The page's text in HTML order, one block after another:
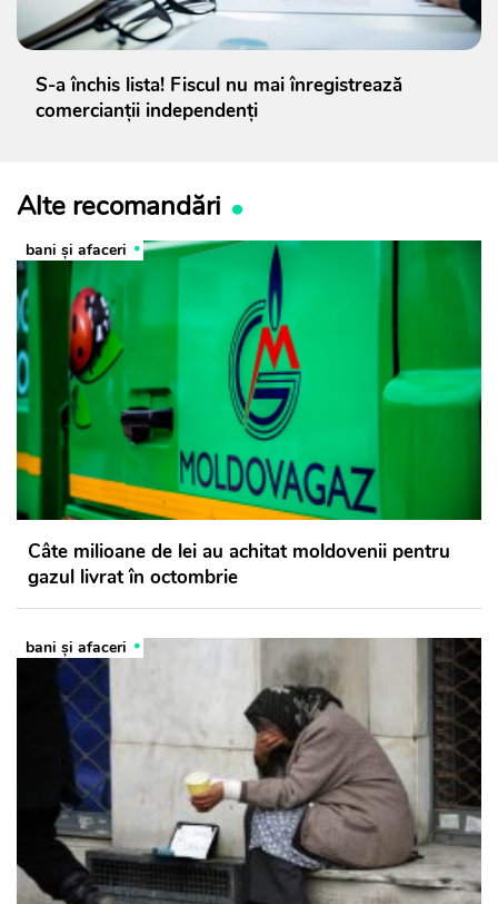
S-a închis lista! Fiscul nu mai înregistrează
comercianții independenți
Alte recomandări
bani și afaceri
Câte milioane de lei au achitat moldovenii pentru
gazul livrat în octombrie
bani și afaceri